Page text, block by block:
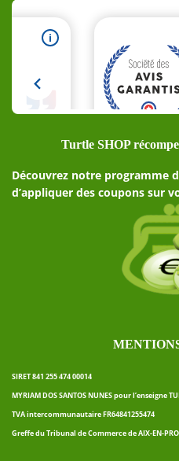
Turtle SHOP
Découvrez notre programme
d’appliquer des coupons sur
SIRET 841 255 474 00014
MYRIAM DOS SANTOS NUNES pour l’enseigne
TVA intercommunautaire FR64841255474
Greffe du Tribunal de Commerce de AIX-EN-